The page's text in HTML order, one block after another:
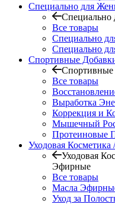
Специально для
Все товары
Специально
Специально
Спортивные
Спортивные
Все товары
Выработка
Коррекция и
Мышечный
Протеиновые
Уходовая
Уходовая
Эфирные
Все товары
Масла
Уход за